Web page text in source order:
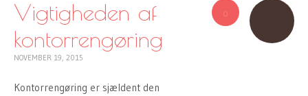
0
Vigtigheden af
kontorrengøring
NOVEMBER 19, 2015
Kontorrengøring er sjældent den